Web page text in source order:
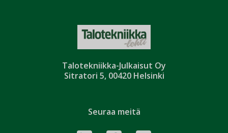
Talotekniikka-Julkaisut Oy
Sitratori 5, 00420 Helsinki
Seuraa meitä